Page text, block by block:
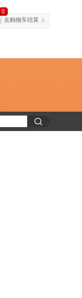
0
去购物车结算